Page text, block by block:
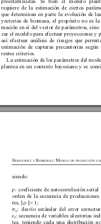
requiere de la estimación de ciertos
que determinan en parte la evolución de
yectorias de biomasa, el propósito no es la
mación en sí del vector de parámetros,
zar el modelo para efectuar proyecciones y
así efectuar análisis de riesgos que
estimación de capturas precautorias según
rentes criterios.
La estimación de los parámetros del
plantea en un contexto bayesiano y se
siendo:
ρ : coeficiente de autocorrelación serial
orden de la secuencia de producciones
tes, | ρ |< 1;
σε: desvío estándar del error
εt: secuencia de variables aleatorias
tes, teniendo cada una distribución
HERNÁNDEZ Y RODRÍGUEZ: MODELO DE PRODUCCIÓN